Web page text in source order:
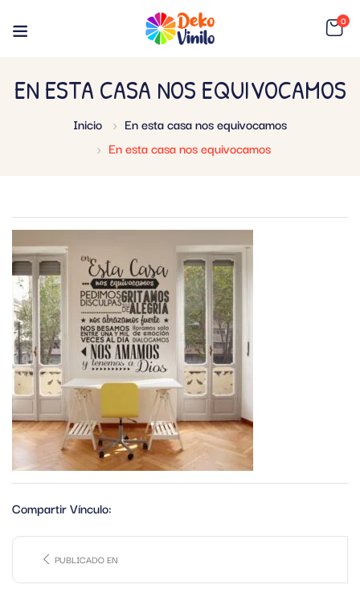
0
EN ESTA CASA NOS EQUIVOCAMOS
Inicio
En esta casa nos equivocamos
En esta casa nos equivocamos
Compartir Vínculo:
PUBLICADO EN